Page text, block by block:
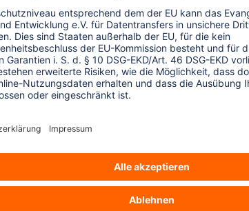
des Zugangs zum Meer,
nicht mehr nachgehen können“.
Halbinsel Jaffna „Ocean Grabbing“
dort große Gebiete, um eine
sind die Fischer auf Jaffna durch
dem Süden Sri Lankas bedroht, die
die Meere plündern.